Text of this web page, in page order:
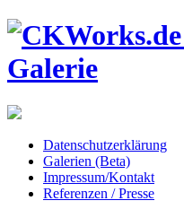
Datenschutzerklärung
Galerien (Beta)
Impressum/Kontakt
Referenzen / Presse